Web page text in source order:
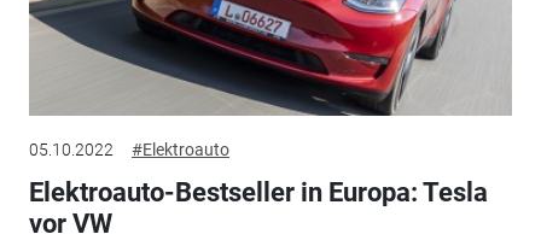
05.10.2022 #Elektroauto
Elektroauto-Bestseller in Europa: Tesla
vor VW